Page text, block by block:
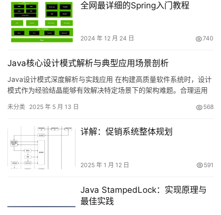
全网最详细的Spring入门教程
2024 年 12 月 24 日 740
Java核心设计模式解析与典型应用场景剖析
Java设计模式深度解析与实践应用 在构建高质量软件系统时，设计
模式作为经验结晶能够有效解决特定场景下的架构难题。合理运用
以下将深入分析几种典型的Java设计模式，并配以实例代码说明其
运行期间仅有一个实例存在，并提供统一的访问入…
未分类 2025 年 5 月 13 日 568
详解：促销系统整体规划
2025 年 1 月 12 日 591
Java StampedLock：实现原理与
最佳实践